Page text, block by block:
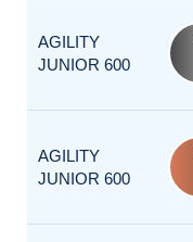
AGILITY
JUNIOR 600
AGILITY
JUNIOR 600